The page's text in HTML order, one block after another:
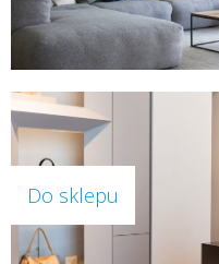
Do sklepu